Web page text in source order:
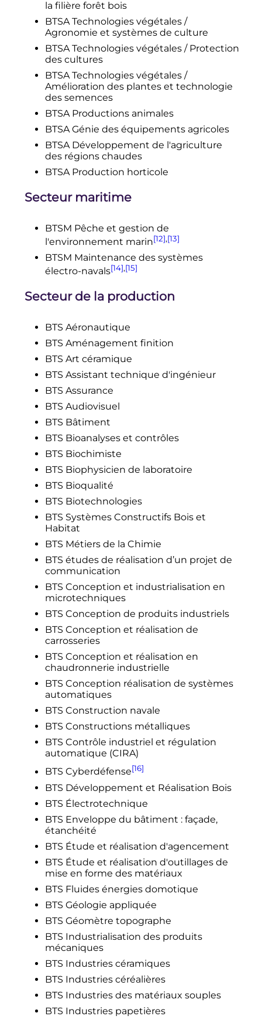
la filière forêt bois
BTSA Technologies végétales /
Agronomie et systèmes de culture
BTSA Technologies végétales / Protection
des cultures
BTSA Technologies végétales /
Amélioration des plantes et technologie
des semences
BTSA Productions animales
BTSA Génie des équipements agricoles
BTSA Développement de l'agriculture
des régions chaudes
BTSA Production horticole
Secteur maritime
BTSM Pêche et gestion de
l'environnement marin[12],[13]
BTSM Maintenance des systèmes
électro-navals[14],[15]
Secteur de la production
BTS Aéronautique
BTS Aménagement finition
BTS Art céramique
BTS Assistant technique d'ingénieur
BTS Assurance
BTS Audiovisuel
BTS Bâtiment
BTS Bioanalyses et contrôles
BTS Biochimiste
BTS Biophysicien de laboratoire
BTS Bioqualité
BTS Biotechnologies
BTS Systèmes Constructifs Bois et
Habitat
BTS Métiers de la Chimie
BTS études de réalisation d’un projet de
communication
BTS Conception et industrialisation en
microtechniques
BTS Conception de produits industriels
BTS Conception et réalisation de
carrosseries
BTS Conception et réalisation en
chaudronnerie industrielle
BTS Conception réalisation de systèmes
automatiques
BTS Construction navale
BTS Constructions métalliques
BTS Contrôle industriel et régulation
automatique (CIRA)
BTS Cyberdéfense[16]
BTS Développement et Réalisation Bois
BTS Électrotechnique
BTS Enveloppe du bâtiment : façade,
étanchéité
BTS Étude et réalisation d'agencement
BTS Étude et réalisation d'outillages de
mise en forme des matériaux
BTS Fluides énergies domotique
BTS Géologie appliquée
BTS Géomètre topographe
BTS Industrialisation des produits
mécaniques
BTS Industries céramiques
BTS Industries céréalières
BTS Industries des matériaux souples
BTS Industries papetières